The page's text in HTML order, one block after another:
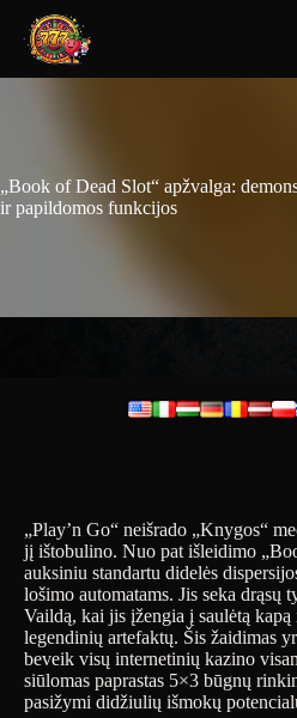
„Book of Dead Slot“ apžvalga:
ir papildomos funkcijos
„Play’n Go“ neišrado „Knygos“
jį ištobulino. Nuo pat išleidimo
auksiniu standartu didelės
lošimo automatams. Jis seka drąsų
Vaildą, kai jis įžengia į saulėtą kapą
legendinių artefaktų. Šis žaidimas
beveik visų internetinių kazino
siūlomas paprastas 5×3 būgnų
pasižymi didžiulių išmokų